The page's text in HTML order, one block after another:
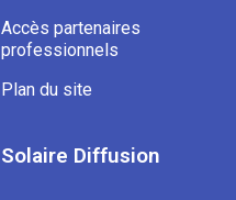
Accès partenaires
professionnels
Plan du site
Solaire Diffusion